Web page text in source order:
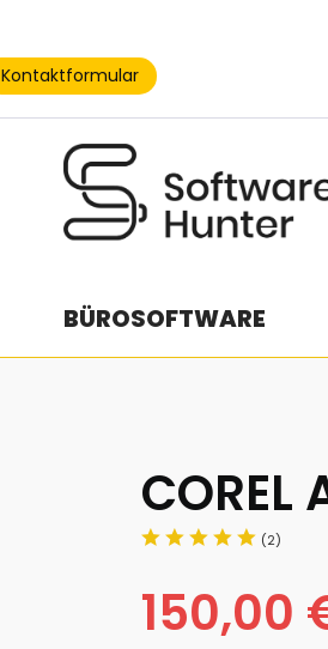
Kontaktformular
BÜROSOFTWARE
(2)
150,00